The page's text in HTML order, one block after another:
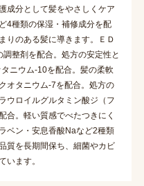
成分として髪をやさしくケア
4種類の保湿・補修成分を配
りのある髪に導きます。ＥＤ
整剤を配合。処方の安定性と
ニウム-10を配合。髪の柔軟
オタニウム-7を配合。処方の
ウロイルグルタミン酸ジ（フ
合。軽い質感でべたつきにく
ベン・安息香酸Naなど2種類
質を長期間保ち、細菌やカビ
います。